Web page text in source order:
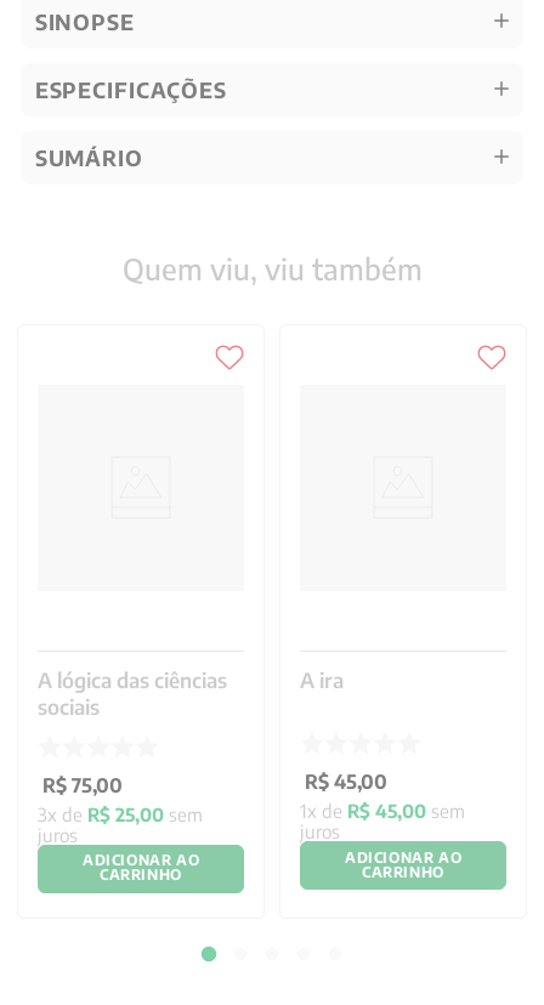
SINOPSE
ESPECIFICAÇÕES
SUMÁRIO
Quem viu, viu também
A lógica das ciências
sociais
R$ 75,00
3x de R$ 25,00 sem
juros
ADICIONAR AO
CARRINHO
A ira
R$ 45,00
1x de R$ 45,00 sem
juros
ADICIONAR AO
CARRINHO